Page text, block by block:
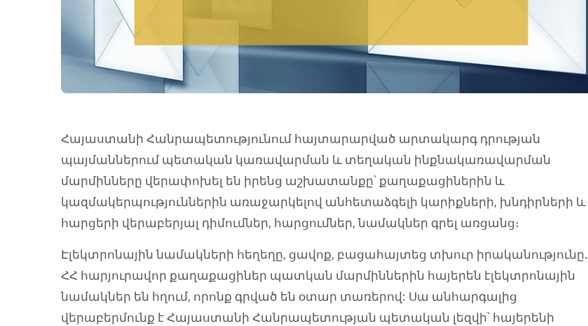
Հայաստանի Հանրապետությունում հայտարարված արտակարգ դրության
պայմաններում պետական կառավարման և տեղական ինքնակառավարման
մարմինները վերափոխել են իրենց աշխատանքը՝ քաղաքացիներին և
կազմակերպություններին առաջարկելով անհետաձգելի կարիքների, խնդիրների և
հարցերի վերաբերյալ դիմումներ, հարցումներ, նամակներ գրել առցանց։
Էլեկտրոնային նամակների հեղեղը, ցավոք, բացահայտեց տխուր իրականությունը.
ՀՀ հարյուրավոր քաղաքացիներ պատկան մարմիններին հայերեն էլեկտրոնային
նամակներ են հղում, որոնք գրված են օտար տառերով: Սա անհարգալից
վերաբերմունք է Հայաստանի Հանրապետության պետական լեզվի՝ հայերենի